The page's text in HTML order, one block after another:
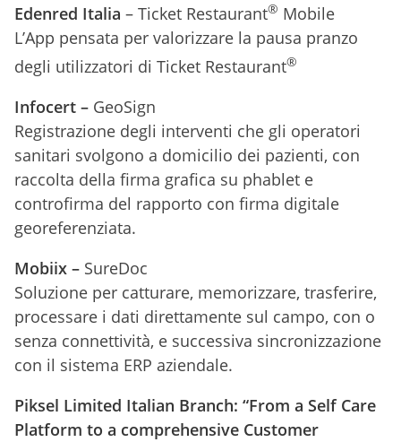
Edenred Italia – Ticket Restaurant® Mobile
L’App pensata per valorizzare la pausa pranzo
degli utilizzatori di Ticket Restaurant®
Infocert – GeoSign
Registrazione degli interventi che gli operatori
sanitari svolgono a domicilio dei pazienti, con
raccolta della firma grafica su phablet e
controfirma del rapporto con firma digitale
georeferenziata.
Mobiix – SureDoc
Soluzione per catturare, memorizzare, trasferire,
processare i dati direttamente sul campo, con o
senza connettività, e successiva sincronizzazione
con il sistema ERP aziendale.
Piksel Limited Italian Branch: “From a Self Care
Platform to a comprehensive Customer